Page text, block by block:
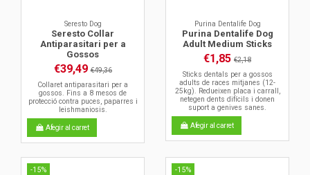
Seresto Dog
Seresto Collar
Antiparasitari per a
Gossos
€39,49€49,36
Collaret antiparasitari per a
gossos. Fins a 8 mesos de
protecció contra puces, paparres i
leishmaniosis.
Afegir al carret
Purina Dentalife Dog
Purina Dentalife Dog
Adult Medium Sticks
€1,85 €2,18
Sticks dentals per a gossos
adults de races mitjanes (12-
25kg). Redueixen placa i carrall,
netegen dents difícils i donen
suport a genives sanes.
Afegir al carret
-15% -15%